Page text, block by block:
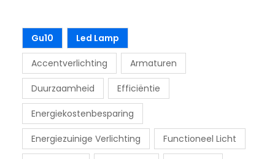
Gu10 Led Lamp
Accentverlichting Armaturen
Duurzaamheid Efficiëntie
Energiekostenbesparing
Energiezuinige Verlichting Functioneel Licht